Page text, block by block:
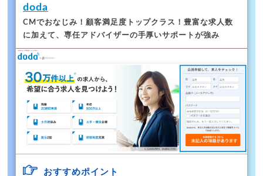
doda
CMでおなじみ！顧客満足度トップクラス！豊富な求人数
に加えて、専任アドバイザーの手厚いサポートが強み
おすすめポイント